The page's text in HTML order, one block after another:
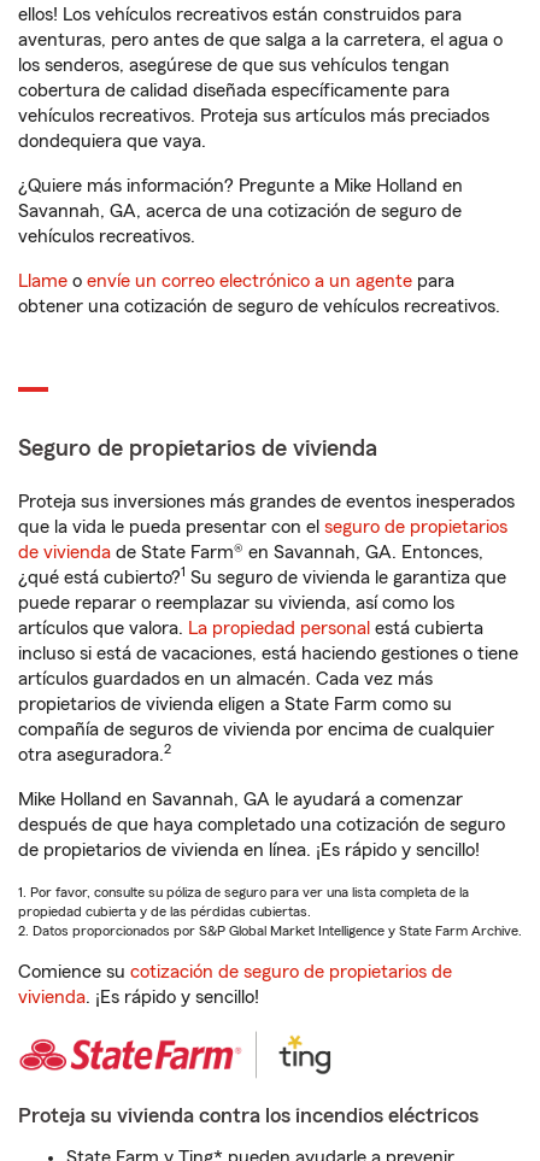
ellos! Los vehículos recreativos están construidos para
aventuras, pero antes de que salga a la carretera, el agua o
los senderos, asegúrese de que sus vehículos tengan
cobertura de calidad diseñada específicamente para
vehículos recreativos. Proteja sus artículos más preciados
dondequiera que vaya.
¿Quiere más información? Pregunte a Mike Holland en
Savannah, GA, acerca de una cotización de seguro de
vehículos recreativos.
Llame o envíe un correo electrónico a un agente para
obtener una cotización de seguro de vehículos recreativos.
Seguro de propietarios de vivienda
Proteja sus inversiones más grandes de eventos inesperados
que la vida le pueda presentar con el seguro de propietarios
de vivienda de State Farm® en Savannah, GA. Entonces,
¿qué está cubierto?1 Su seguro de vivienda le garantiza que
puede reparar o reemplazar su vivienda, así como los
artículos que valora. La propiedad personal está cubierta
incluso si está de vacaciones, está haciendo gestiones o tiene
artículos guardados en un almacén. Cada vez más
propietarios de vivienda eligen a State Farm como su
compañía de seguros de vivienda por encima de cualquier
otra aseguradora.2
Mike Holland en Savannah, GA le ayudará a comenzar
después de que haya completado una cotización de seguro
de propietarios de vivienda en línea. ¡Es rápido y sencillo!
1. Por favor, consulte su póliza de seguro para ver una lista completa de la
propiedad cubierta y de las pérdidas cubiertas.
2. Datos proporcionados por S&P Global Market Intelligence y State Farm Archive.
Comience su cotización de seguro de propietarios de
vivienda. ¡Es rápido y sencillo!
Proteja su vivienda contra los incendios eléctricos